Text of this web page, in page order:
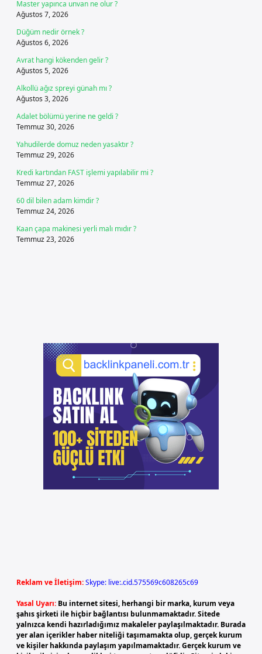
Master yapınca unvan ne olur ?
Ağustos 7, 2026
Düğüm nedir örnek ?
Ağustos 6, 2026
Avrat hangi kökenden gelir ?
Ağustos 5, 2026
Alkollü ağız spreyi günah mı ?
Ağustos 3, 2026
Adalet bölümü yerine ne geldi ?
Temmuz 30, 2026
Yahudilerde domuz neden yasaktır ?
Temmuz 29, 2026
Kredi kartından FAST işlemi yapılabilir mi ?
Temmuz 27, 2026
60 dil bilen adam kimdir ?
Temmuz 24, 2026
Kaan çapa makinesi yerli malı mıdır ?
Temmuz 23, 2026
Reklam ve İletişim:Skype: live:.cid.575569c608265c69
Yasal Uyarı: Bu internet sitesi, herhangi bir marka, kurum veya
şahıs şirketi ile hiçbir bağlantısı bulunmamaktadır. Sitede
yalnızca kendi hazırladığımız makaleler paylaşılmaktadır. Burada
yer alan içerikler haber niteliği taşımamakta olup, gerçek kurum
ve kişiler hakkında paylaşım yapılmamaktadır. Gerçek kurum ve